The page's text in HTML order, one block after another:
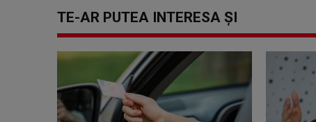
TE-AR PUTEA INTERESA ȘI